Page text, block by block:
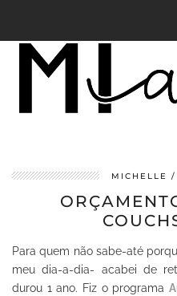
MICHELLE
Para quem não sabe-até
meu dia-a-dia- acabei de
durou 1 ano. Fiz o programa